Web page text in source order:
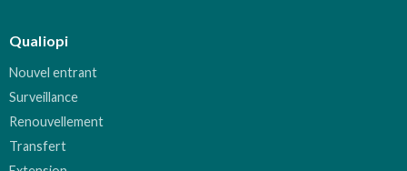
Qualiopi
Nouvel entrant
Surveillance
Renouvellement
Transfert